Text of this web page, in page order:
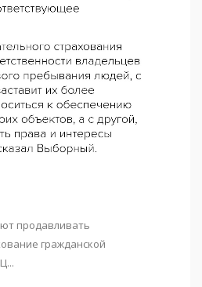
продавливать
гражданской